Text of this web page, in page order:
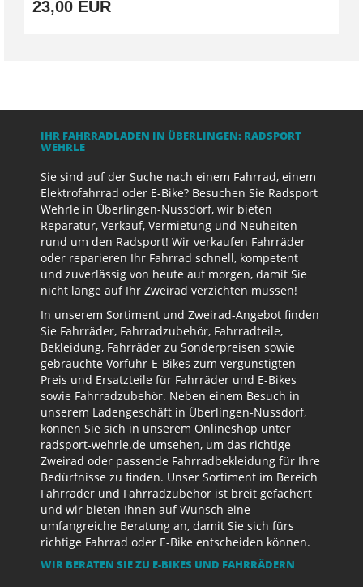
23,00 EUR
IHR FAHRRADLADEN IN ÜBERLINGEN: RADSPORT
WEHRLE
Sie sind auf der Suche nach einem Fahrrad, einem
Elektrofahrrad oder E-Bike? Besuchen Sie Radsport
Wehrle in Überlingen-Nussdorf, wir bieten
Reparatur, Verkauf, Vermietung und Neuheiten
rund um den Radsport! Wir verkaufen Fahrräder
oder reparieren Ihr Fahrrad schnell, kompetent
und zuverlässig von heute auf morgen, damit Sie
nicht lange auf Ihr Zweirad verzichten müssen!
In unserem Sortiment und Zweirad-Angebot finden
Sie Fahrräder, Fahrradzubehör, Fahrradteile,
Bekleidung, Fahrräder zu Sonderpreisen sowie
gebrauchte Vorführ-E-Bikes zum vergünstigten
Preis und Ersatzteile für Fahrräder und E-Bikes
sowie Fahrradzubehör. Neben einem Besuch in
unserem Ladengeschäft in Überlingen-Nussdorf,
können Sie sich in unserem Onlineshop unter
radsport-wehrle.de umsehen, um das richtige
Zweirad oder passende Fahrradbekleidung für Ihre
Bedürfnisse zu finden. Unser Sortiment im Bereich
Fahrräder und Fahrradzubehör ist breit gefächert
und wir bieten Ihnen auf Wunsch eine
umfangreiche Beratung an, damit Sie sich fürs
richtige Fahrrad oder E-Bike entscheiden können.
WIR BERATEN SIE ZU E-BIKES UND FAHRRÄDERN